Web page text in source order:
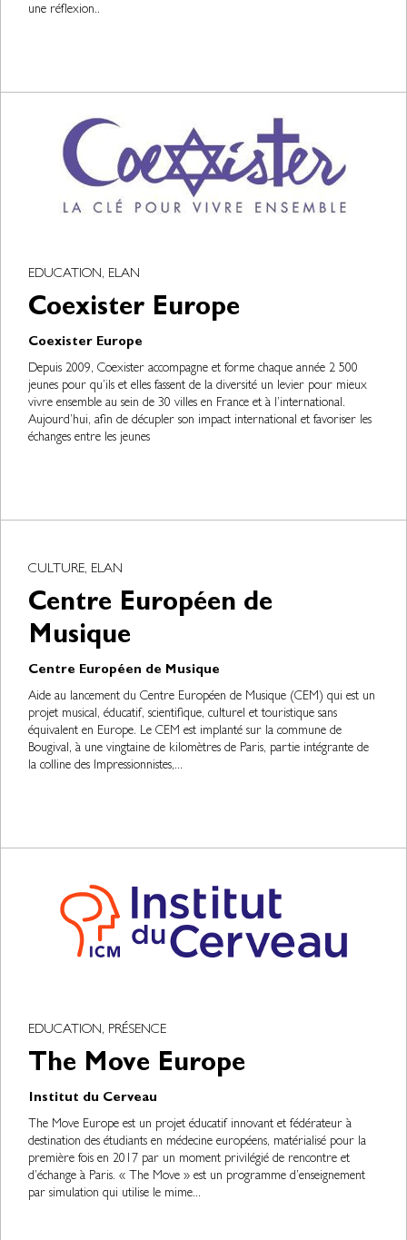
une réflexion..
EDUCATION, ELAN
Coexister Europe
Coexister Europe
Depuis 2009, Coexister accompagne et forme chaque année 2 500
jeunes pour qu’ils et elles fassent de la diversité un levier pour mieux
vivre ensemble au sein de 30 villes en France et à l’international.
Aujourd’hui, afin de décupler son impact international et favoriser les
échanges entre les jeunes
CULTURE, ELAN
Centre Européen de
Musique
Centre Européen de Musique
Aide au lancement du Centre Européen de Musique (CEM) qui est un
projet musical, éducatif, scientifique, culturel et touristique sans
équivalent en Europe. Le CEM est implanté sur la commune de
Bougival, à une vingtaine de kilomètres de Paris, partie intégrante de
la colline des Impressionnistes,...
EDUCATION, PRÉSENCE
The Move Europe
Institut du Cerveau
The Move Europe est un projet éducatif innovant et fédérateur à
destination des étudiants en médecine européens, matérialisé pour la
première fois en 2017 par un moment privilégié de rencontre et
d’échange à Paris. « The Move » est un programme d’enseignement
par simulation qui utilise le mime...